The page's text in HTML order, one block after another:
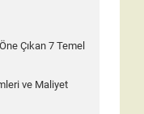
Çıkan 7 Temel
ve Maliyet